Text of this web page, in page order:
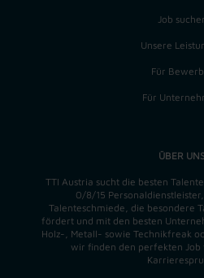
Job
Unsere
Für
Für
ÜBER UNS
TTI Austria sucht die besten
0/8/15
Talenteschmiede, die besondere
fördert und mit den besten
Holz-, Metall- sowie Technikfreak
wir finden den perfekten